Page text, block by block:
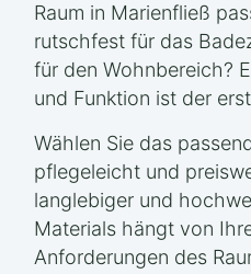
Raum in Marienfließ
rutschfest für das
für den Wohnbereich?
und Funktion ist der
Wählen Sie das
pflegeleicht und
langlebiger und
Materials hängt von
Anforderungen des